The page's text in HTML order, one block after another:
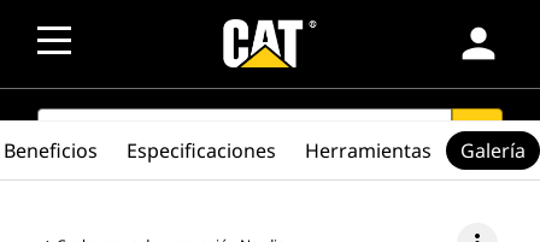
person
SEARCH search
Beneficios Especificaciones Herramientas Galería